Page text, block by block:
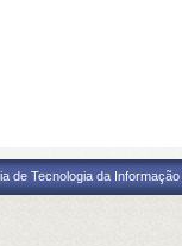
de Tecnologia da